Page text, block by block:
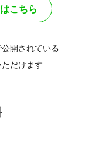
こちら
開されている
だけます